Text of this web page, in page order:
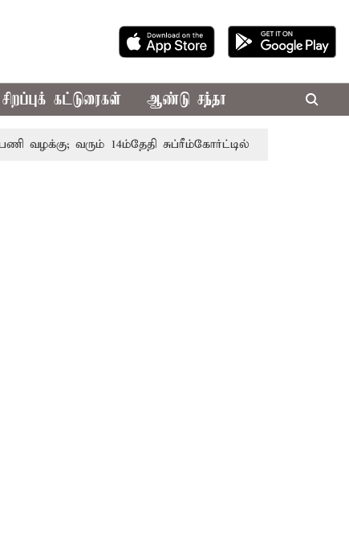
சிறப்புக் கட்டுரைகள் ஆண்டு சந்தா
வரும் 14ம்தேதி சுப்ரீம்கோர்ட்டில் விசாரணை